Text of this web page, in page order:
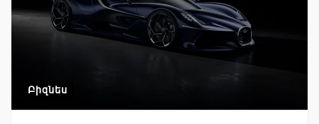
Բիզնես